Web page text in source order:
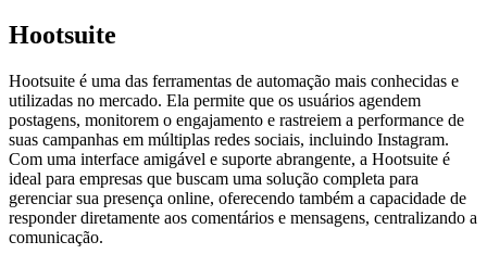
Hootsuite
Hootsuite é uma das ferramentas de automação mais conhecidas e
utilizadas no mercado. Ela permite que os usuários agendem
postagens, monitorem o engajamento e rastreiem a performance de
suas campanhas em múltiplas redes sociais, incluindo Instagram.
Com uma interface amigável e suporte abrangente, a Hootsuite é
ideal para empresas que buscam uma solução completa para
gerenciar sua presença online, oferecendo também a capacidade de
responder diretamente aos comentários e mensagens, centralizando a
comunicação.